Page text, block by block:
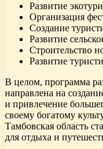
Развитие
Организация
Создание
Развитие
Строительство
Развитие
В целом, программа
направлена на
и привлечение
своему богатому
Тамбовская область
для отдыха и